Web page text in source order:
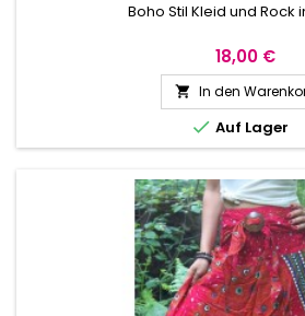
Boho Stil Kleid und Rock
18,00 €
 In den
 Auf Lager